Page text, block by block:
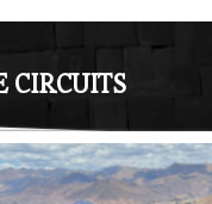
CIRCUITS